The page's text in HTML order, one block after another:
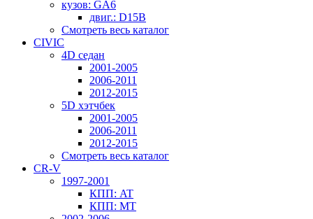
кузов: GA6
двиг.: D15B
Смотреть весь каталог
CIVIC
4D седан
2001-2005
2006-2011
2012-2015
5D хэтчбек
2001-2005
2006-2011
2012-2015
Смотреть весь каталог
CR-V
1997-2001
КПП: AT
КПП: MT